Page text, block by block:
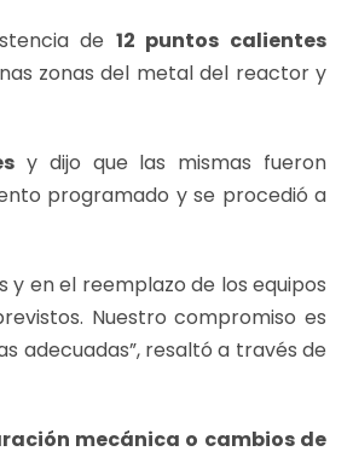
de 12 puntos calientes
zonas del metal del reactor y
y dijo que las mismas fueron
programado y se procedió a
y en el reemplazo de los equipos
Nuestro compromiso es
adecuadas”, resaltó a través de
mecánica o cambios de